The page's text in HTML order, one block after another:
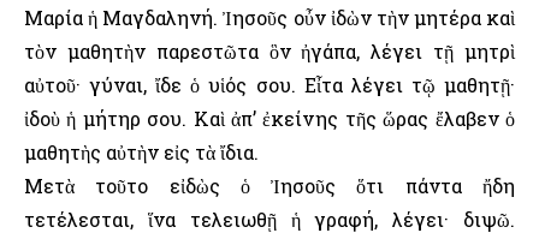
Μαρία ἡ Μαγδαληνή. Ἰησοῦς οὖν ἰδὼν τὴν μητέρα καὶ
τὸν μαθητὴν παρεστῶτα ὃν ἠγάπα, λέγει τῇ μητρὶ
αὐτοῦ· γύναι, ἴδε ὁ υἱός σου. Εἶτα λέγει τῷ μαθητῇ·
ἰδοὺ ἡ μήτηρ σου. Καὶ ἀπ’ ἐκείνης τῆς ὥρας ἔλαβεν ὁ
μαθητὴς αὐτὴν εἰς τὰ ἴδια.
Μετὰ τοῦτο εἰδὼς ὁ Ἰησοῦς ὅτι πάντα ἤδη
τετέλεσται, ἵνα τελειωθῇ ἡ γραφή, λέγει· διψῶ.